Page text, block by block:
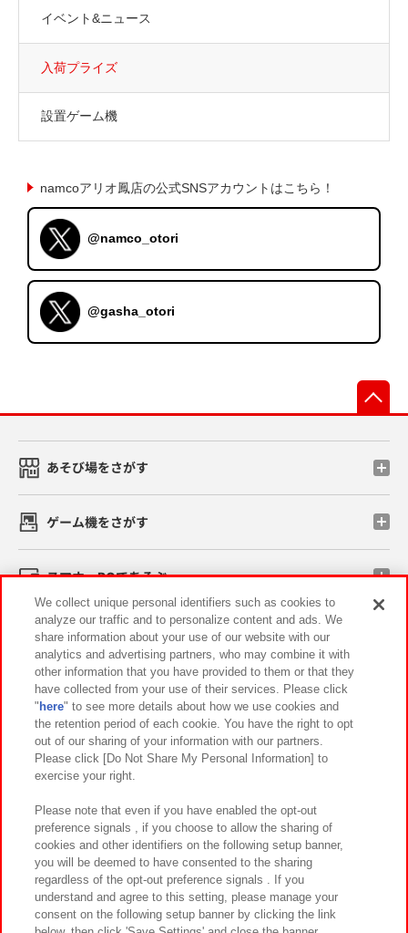
イベント&ニュース
入荷プライズ
設置ゲーム機
namcoアリオ鳳店の公式SNSアカウントはこちら！
@namco_otori
@gasha_otori
あそび場をさがす
ゲーム機をさがす
スマホ・PCであそぶ
イベント・キャンペーン
関連会社 サステナビリティ サイトポリシー
プライバシーポリシー ウェブアクセシビリティ方針と検証結果
お取引先さまとともに
カスタマーハラスメント対応方針 よくあるご質問・お問い合わせ
We collect unique personal identifiers such as cookies to
analyze our traffic and to personalize content and ads. We
share information about your use of our website with our
analytics and advertising partners, who may combine it with
other information that you have provided to them or that they
have collected from your use of their services. Please click
" here" to see more details about how we use cookies and
the retention period of each cookie. You have the right to opt
out of our sharing of your information with our partners.
Please click [Do Not Share My Personal Information] to
exercise your right.
Please note that even if you have enabled the opt-out
preference signals , if you choose to allow the sharing of
cookies and other identifiers on the following setup banner,
you will be deemed to have consented to the sharing
regardless of the opt-out preference signals . If you
understand and agree to this setting, please manage your
consent on the following setup banner by clicking the link